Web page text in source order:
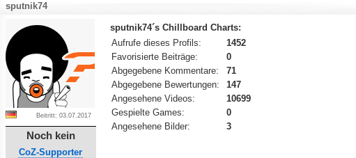
sputnik74
Beitritt: 03.07.2017
Noch kein
CoZ-Supporter
sputnik74´s Chillboard Charts:
Aufrufe dieses Profils:
1452
Favorisierte Beiträge:
0
Abgegebene Kommentare:
71
Abgegebene Bewertungen:
147
Angesehene Videos:
10699
Gespielte Games:
0
Angesehene Bilder:
3